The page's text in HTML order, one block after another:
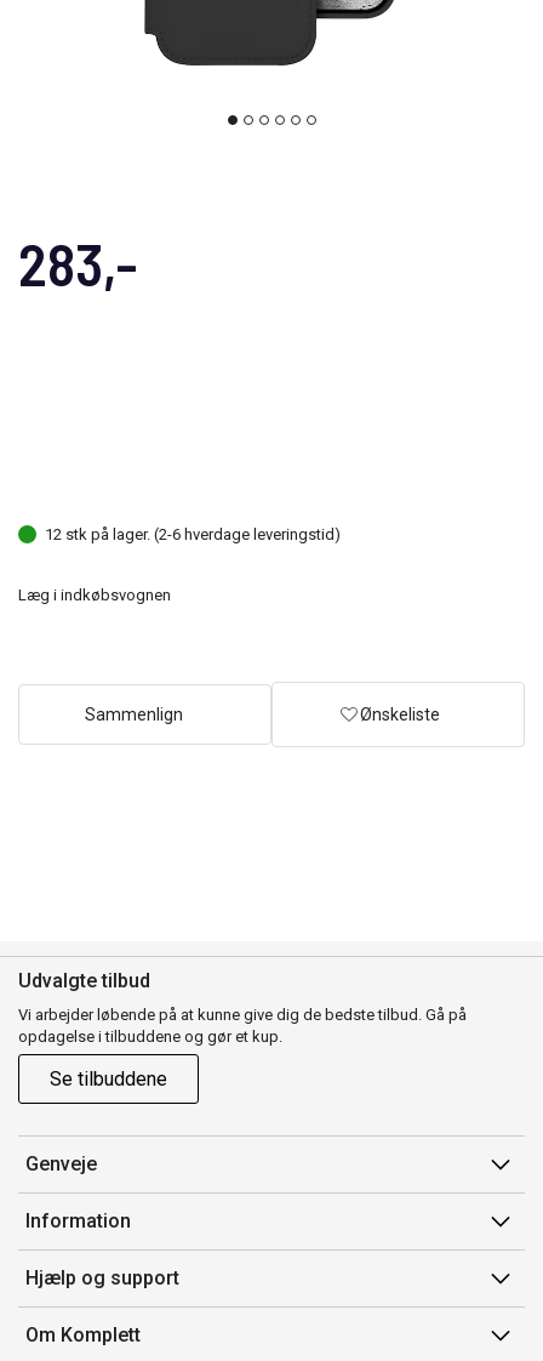
283,-
12 stk på lager. (2-6 hverdage leveringstid)
Læg i indkøbsvognen
Sammenlign Ønskeliste
Udvalgte tilbud
Vi arbejder løbende på at kunne give dig de bedste tilbud. Gå på
opdagelse i tilbuddene og gør et kup.
Se tilbuddene
Genveje
Min side
Ordrehistorik
Gavekort
Information
Salgsbetingelser
Mærker/producent
Fortrydelsesret
Hjælp og support
Kontakt os
Om Komplett